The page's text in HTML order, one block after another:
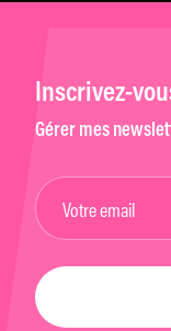
Inscrivez-
Gérer mes